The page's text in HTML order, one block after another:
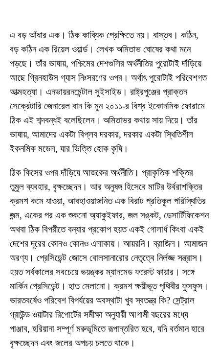
এ বড় আঁধার এক। ঠিক কাব্যিক প্রেক্ষিতে নয়। বাস্তব। কঠিন,
বড় কঠিন এক রিয়েল ওয়ার্ল্ড। লেখক অমিতাভ ঘোষের কথা মনে
পড়ছে। তাঁর ভাষায়, পশ্চিমের দেশগুলির অর্থনীতির পুরোটাই দাঁড়িয়ে
আছে গ্রিনহাউস গ্যাস নিঃসরণের ওপর। অর্থাৎ পুরোটাই পরিবেশগত
আত্মহত্যা। এনভায়রনমেন্টাল সুইসাইড। রাষ্ট্রপুঞ্জের প্রাক্তন
সেক্রেটারি জেনারেল বান কি মুন ২০১১-র বিশ্ব ইকোনমিক ফোরামে
ঠিক এই শব্দবন্ধই বলেছিলেন। অমিতাভর কথায় সায় দিয়ে। তাঁর
ভাষায়, আমাদের একটা বিপ্লব দরকার, দরকার একটা স্থিতিশীল
ইকনমিক মডেল, যার ভিত্তি হোক কৃষি।
ঠিক কিসের ওপর দাঁড়িয়ে আজকের অর্থনীতি। প্রাকৃতিক শক্তির
তুমুল ব্যবহার, বৃক্ষচ্ছেদন। আর অনুষঙ্গ হিসেবে মাটির উর্বরাশক্তির
ক্রমশ কমে যাওয়া, আবহাওয়াজনিত এক বিরাট প্রতিকূল পরিস্থিতির
জন্ম, একের পর এক শুকনো অ্যাকুইফার, জল সঙ্কট, ডেসার্টিফিকেশন
অথবা ঠিক বিপরীতে বন্যার প্রকোপ হয়ত একই গোলার্ধ কিংবা একই
দেশের দূরের কোনও কোনও এলাকায়। আয়রনি। ব্রাজিল। আমাজন
অরণ্য। প্রেসিডেন্ট জোসে বোলসানারোর নেতৃত্বে নির্লজ্জ সন্ত্রাস।
হয়ত সর্বকালের সবচেয়ে ভয়ঙ্কর ম্যানমেড ফরেস্ট ফায়ার। সঙ্গে
মার্কিন প্রেসিডেন্ট। হাত মেলানো। ক্রমশ ক্ষয়ীভূত পৃথিবীর ফুসফুস।
ভারতবর্ষেও পরিবেশ বিপর্যয়ের অবস্থাটা খুব স্বতন্ত্র কি? সেন্ট্রাল
গ্রাউন্ড ওয়াটার রিপোর্টের সমীক্ষা অনুযায়ী আগামী বছরের মধ্যে
পাঞ্জাব, হরিয়ানা সম্পূর্ণ মরুভূমিতে রূপান্তরিত হবে, যদি বর্তমান হারে
বৃক্ষচ্ছেদন এবং জলের অপচয় চলতে থাকে।